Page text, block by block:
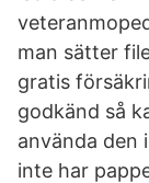
man sätter
gratis
godkänd så
använda den
inte har